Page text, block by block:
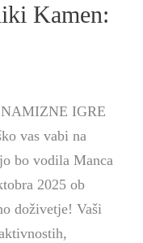
Kamen:
NAMIZNE IGRE
vas vabi na
bo vodila Manca
2025 ob
doživetje! Vaši